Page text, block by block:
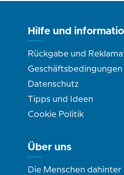
Hilfe und
Rückgabe und
Geschäftsbedingungen
Datenschutz
Tipps und Ideen
Cookie Politik
Über uns
Die Menschen dahinter